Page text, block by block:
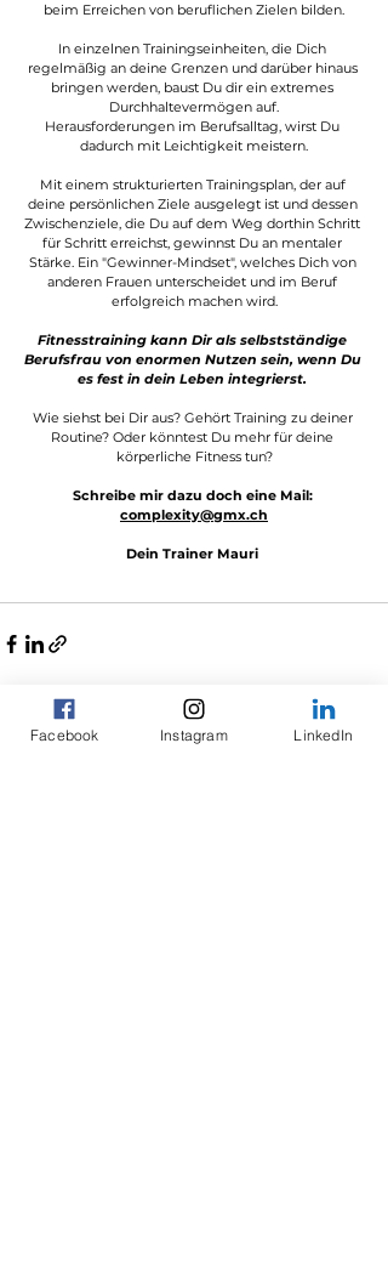
beim Erreichen von beruflichen Zielen bilden.
In einzelnen Trainingseinheiten, die Dich
regelmäßig an deine Grenzen und darüber hinaus
bringen werden, baust Du dir ein extremes
Durchhaltevermögen auf.
Herausforderungen im Berufsalltag, wirst Du
dadurch mit Leichtigkeit meistern.
Mit einem strukturierten Trainingsplan, der auf
deine persönlichen Ziele ausgelegt ist und dessen
Zwischenziele, die Du auf dem Weg dorthin Schritt
für Schritt erreichst, gewinnst Du an mentaler
Stärke. Ein "Gewinner-Mindset", welches Dich von
anderen Frauen unterscheidet und im Beruf
erfolgreich machen wird.
Fitnesstraining kann Dir als selbstständige
Berufsfrau von enormen Nutzen sein, wenn Du
es fest in dein Leben integrierst.
Wie siehst bei Dir aus? Gehört Training zu deiner
Routine? Oder könntest Du mehr für deine
körperliche Fitness tun?
Schreibe mir dazu doch eine Mail:
complexity@gmx.ch
Dein Trainer Mauri
Facebook Instagram LinkedIn